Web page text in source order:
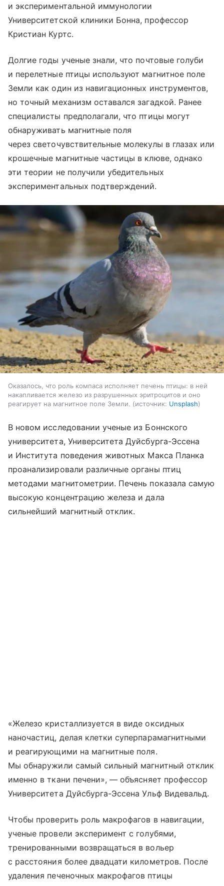
и экспериментальной иммунологии
Университетской клиники Бонна, профессор
Кристиан Куртс.
Долгие годы ученые знали, что почтовые голуби
и перелетные птицы используют магнитное поле
Земли как один из навигационных инструментов,
но точный механизм оставался загадкой. Ранее
специалисты предполагали, что птицы могут
обнаруживать магнитные поля
через светочувствительные молекулы в глазах или
крошечные магнитные частицы в клюве, однако
эти теории не получили убедительных
экспериментальных подтверждений.
Оказалось, что роль компаса исполняет печень птицы: в ней
накапливается железо из разрушенных эритроцитов и оно
реагирует на магнитное поле Земли.
источник: Unsplash
В новом исследовании ученые из Боннского
университета, Университета Дуйсбурга-Эссена
и Института поведения животных Макса Планка
проанализировали различные органы птиц
методами магнитометрии. Печень показала самую
высокую концентрацию железа и дала
сильнейший магнитный отклик.
«Железо кристаллизуется в виде оксидных
наночастиц, делая клетки суперпарамагнитными
и реагирующими на магнитные поля.
Мы обнаружили самый сильный магнитный отклик
именно в ткани печени», — объясняет профессор
Университета Дуйсбурга-Эссена Ульф Видевальд.
Чтобы проверить роль макрофагов в навигации,
ученые провели эксперимент с голубями,
тренированными возвращаться в вольер
с расстояния более двадцати километров. После
удаления печеночных макрофагов птицы